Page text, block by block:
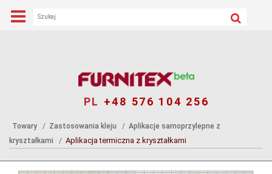
PL +48 576 104 256
Towary Zastosowania kleju
Aplikacje samoprzylepne z
kryształkami
Aplikacja termiczna z kryształkami